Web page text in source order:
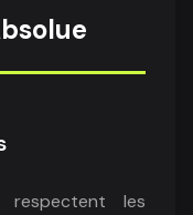
respectent les